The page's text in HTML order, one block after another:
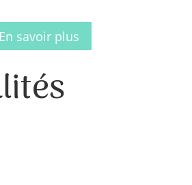
En savoir plus